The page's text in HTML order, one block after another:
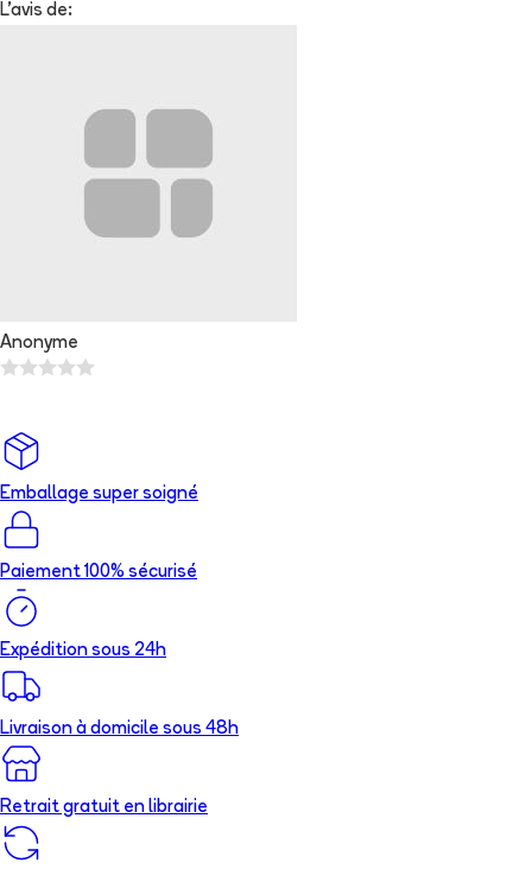
L'avis de:
Anonyme
Emballage super soigné
Paiement 100% sécurisé
Expédition sous 24h
Livraison à domicile sous 48h
Retrait gratuit en librairie